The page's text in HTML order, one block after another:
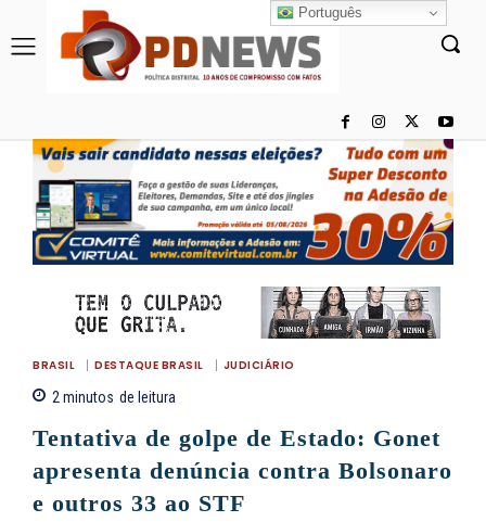
BRASIL DESTAQUE BRASIL JUDICIÁRIO
2minutos de leitura
Tentativa de golpe de Estado: Gonet
apresenta denúncia contra Bolsonaro
e outros 33 ao STF
Português